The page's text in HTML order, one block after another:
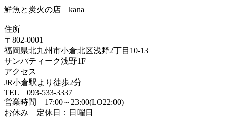
鮮魚と炭火の店 kana
住所
〒802-0001
福岡県北九州市小倉北区浅野2丁目10-13
サンパティーク浅野1F
アクセス
JR小倉駅より徒歩2分
TEL 093-533-3337
営業時間 17:00～23:00(LO22:00)
お休み 定休日：日曜日